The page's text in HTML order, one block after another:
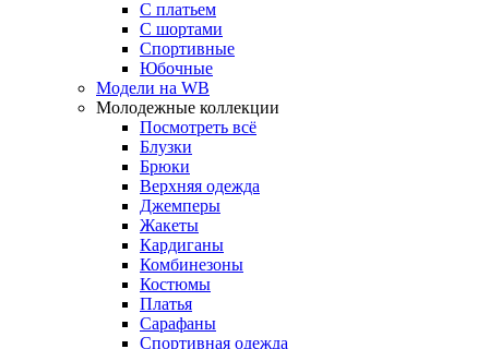
С платьем
С шортами
Спортивные
Юбочные
Модели на WB
Молодежные коллекции
Посмотреть всё
Блузки
Брюки
Верхняя одежда
Джемперы
Жакеты
Кардиганы
Комбинезоны
Костюмы
Платья
Сарафаны
Спортивная одежда